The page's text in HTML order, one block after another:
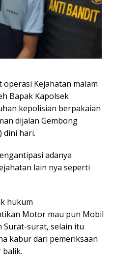
Kejahatan malam
Bapak Kapolsek
kepolisian berpakaian
dijalan Gembong
dini hari.
adanya
lain nya seperti
hukum
Motor mau pun Mobil
Surat-surat, selain itu
kabur dari pemeriksaan
balik.